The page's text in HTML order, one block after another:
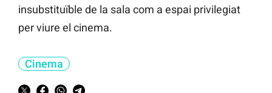
insubstituïble de la sala com a espai privilegiat
per viure el cinema.
Cinema